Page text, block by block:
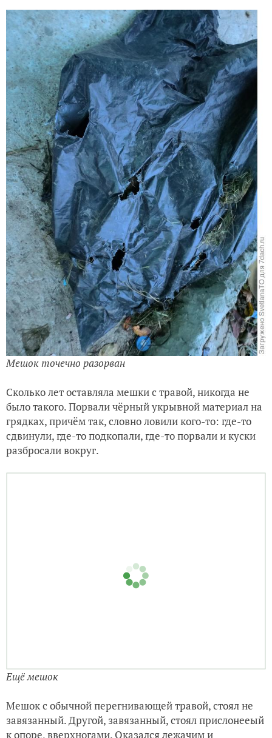
Сезон-2023. Розы
Мешок точечно разорван
Сколько лет оставляла мешки с травой, никогда не
было такого. Порвали чёрный укрывной материал на
грядках, причём так, словно ловили кого-то: где-то
сдвинули, где-то подкопали, где-то порвали и куски
разбросали вокруг.
Ещё мешок
Мешок с обычной перегнивающей травой, стоял не
завязанный. Другой, завязанный, стоял прислонееый
к опоре, вверхногами. Оказался лежачим и